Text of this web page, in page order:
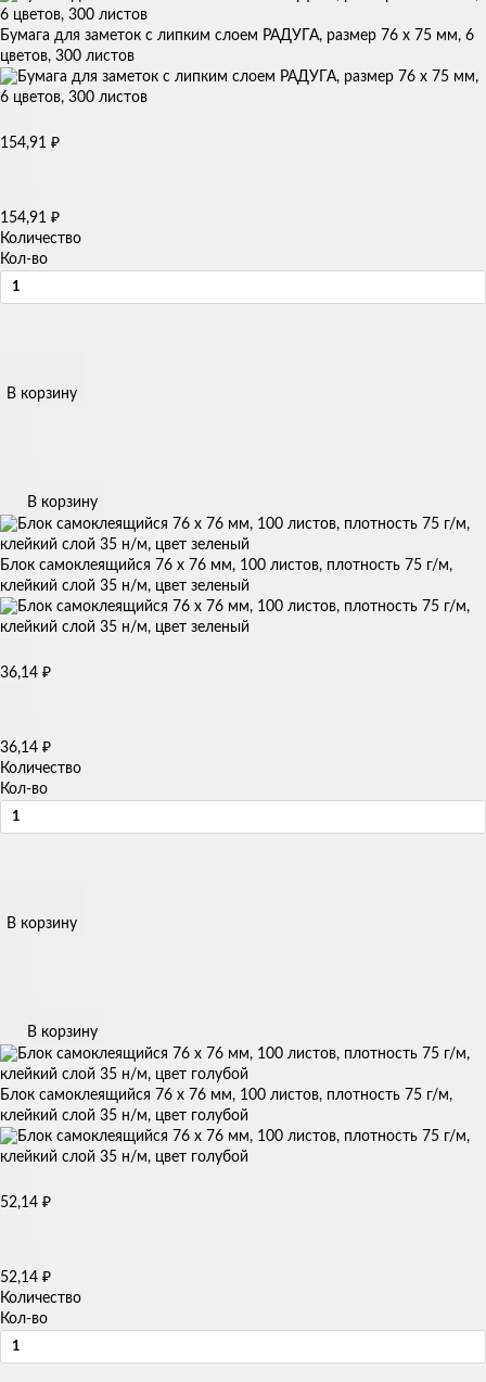
Бумага для заметок с липким слоем РАДУГА, размер 76 х 75 мм, 6
цветов, 300 листов
154,91 ₽
154,91 ₽
Количество
Кол-во
В корзину
В корзину
Блок самоклеящийся 76 х 76 мм, 100 листов, плотность 75 г/м,
клейкий слой 35 н/м, цвет зеленый
36,14 ₽
36,14 ₽
Количество
Кол-во
В корзину
В корзину
Блок самоклеящийся 76 х 76 мм, 100 листов, плотность 75 г/м,
клейкий слой 35 н/м, цвет голубой
52,14 ₽
52,14 ₽
Количество
Кол-во